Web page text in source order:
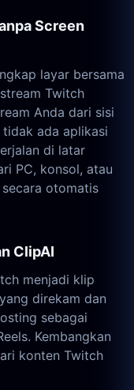
Screen
layar bersama
Twitch
Anda dari sisi
ada aplikasi
di latar
PC, konsol, atau
otomatis
ClipAI
menjadi klip
direkam dan
sebagai
Kembangkan
konten Twitch